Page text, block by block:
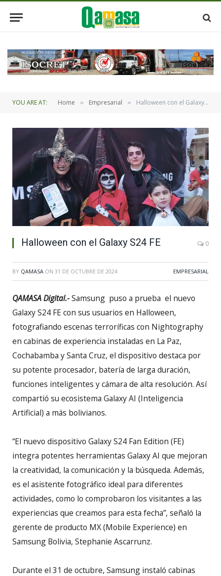
YOU ARE AT: Home » Empresarial » Halloween con el Galaxy S24 FE
Halloween con el Galaxy S24 FE 0
BY QAMASA ON 31 DE OCTUBRE DE 2024 EMPRESARIAL
QAMASA Digital.-Samsung puso a prueba el nuevo
Galaxy S24 FE con sus usuarios en Halloween,
fotografiando escenas terroríficas con Nightography
en cabinas de experiencia instaladas en La Paz,
Cochabamba y Santa Cruz, el dispositivo destaca por
su potente procesador, batería de larga duración,
funciones inteligentes y cámara de alta resolución. Así
compartió su ecosistema Galaxy AI (Inteligencia
Artificial) a más bolivianos.
“El nuevo dispositivo Galaxy S24 Fan Edition (FE)
integra potentes herramientas Galaxy AI que mejoran
la creatividad, la comunicación y la búsqueda. Además,
es el asistente fotográfico ideal para diferentes
actividades, como lo comprobaron los visitantes a las
experiencias que creamos para esta fecha”, señaló la
gerente de producto MX (Mobile Experience) en
Samsung Bolivia, Stephanie Ascarrunz.
Durante el 31 de octubre, Samsung instaló cabinas